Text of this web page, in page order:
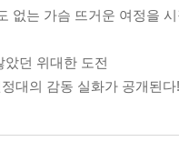
없는 가슴 뜨거운 여정을
았던 위대한 도전
대의 감동 실화가 공개된다!